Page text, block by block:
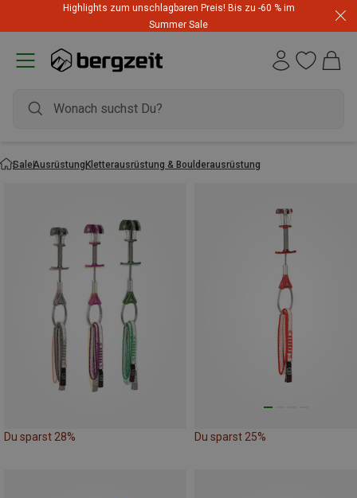
Highlights zum unschlagbaren Preis! Bis zu -60 % im
Summer Sale
SaleAusrüstungKletterausrüstung & Boulderausrüstung
Du sparst 28% Du sparst 25%